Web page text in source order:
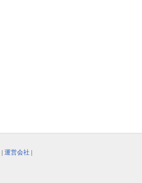
| 運営会社 |